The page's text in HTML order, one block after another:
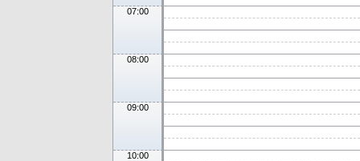
07:00
08:00
09:00
10:00